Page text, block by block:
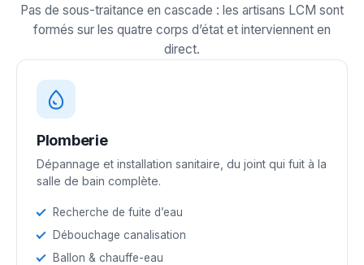
Pas de sous-traitance en cascade : les artisans LCM sont
formés sur les quatre corps d’état et interviennent en
direct.
Plomberie
Dépannage et installation sanitaire, du joint qui fuit à la
salle de bain complète.
Recherche de fuite d’eau
Débouchage canalisation
Ballon & chauffe-eau